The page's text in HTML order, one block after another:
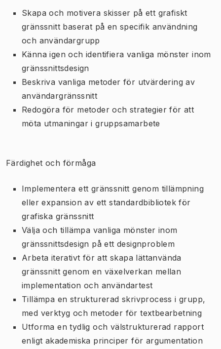
Skapa och motivera skisser på ett grafiskt
gränssnitt baserat på en specifik användning
och användargrupp
Känna igen och identifiera vanliga mönster inom
gränssnittsdesign
Beskriva vanliga metoder för utvärdering av
användargränssnitt
Redogöra för metoder och strategier för att
möta utmaningar i gruppsamarbete
Färdighet och förmåga
Implementera ett gränssnitt genom tillämpning
eller expansion av ett standardbibliotek för
grafiska gränssnitt
Välja och tillämpa vanliga mönster inom
gränssnittsdesign på ett designproblem
Arbeta iterativt för att skapa lättanvända
gränssnitt genom en växelverkan mellan
implementation och användartest
Tillämpa en strukturerad skrivprocess i grupp,
med verktyg och metoder för textbearbetning
Utforma en tydlig och välstrukturerad rapport
enligt akademiska principer för argumentation